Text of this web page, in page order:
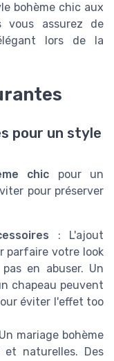
bohème chic aux
vous assurez de
lors de la
pour un style
chic pour un
pour préserver
: L'ajout
parfaire votre look
en abuser. Un
chapeau peuvent
éviter l'effet too
mariage bohème
naturelles. Des